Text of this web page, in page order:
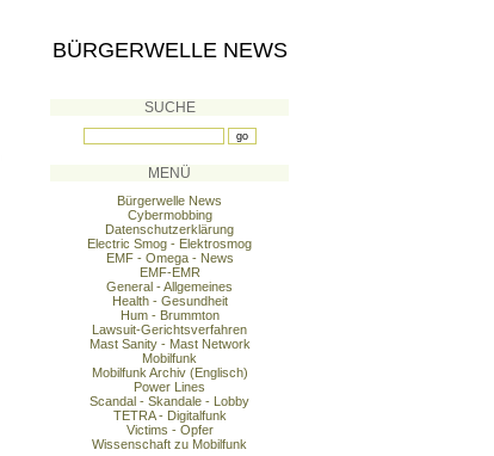
BÜRGERWELLE NEWS
SUCHE
MENÜ
Bürgerwelle News
Cybermobbing
Datenschutzerklärung
Electric Smog - Elektrosmog
EMF - Omega - News
EMF-EMR
General - Allgemeines
Health - Gesundheit
Hum - Brummton
Lawsuit-Gerichtsverfahren
Mast Sanity - Mast Network
Mobilfunk
Mobilfunk Archiv (Englisch)
Power Lines
Scandal - Skandale - Lobby
TETRA - Digitalfunk
Victims - Opfer
Wissenschaft zu Mobilfunk